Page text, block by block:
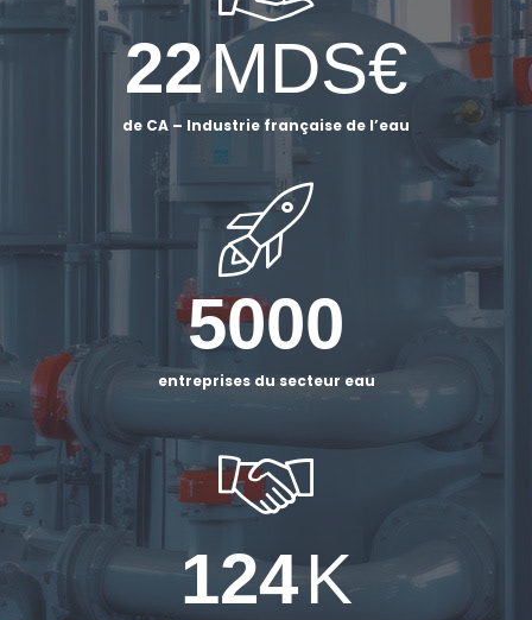
22MDS€
de CA – Industrie française de l’eau
5000
entreprises du secteur eau
124K